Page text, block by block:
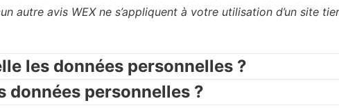
autre avis WEX ne s’appliquent à votre utilisation d’un site
les données personnelles ?
données personnelles ?